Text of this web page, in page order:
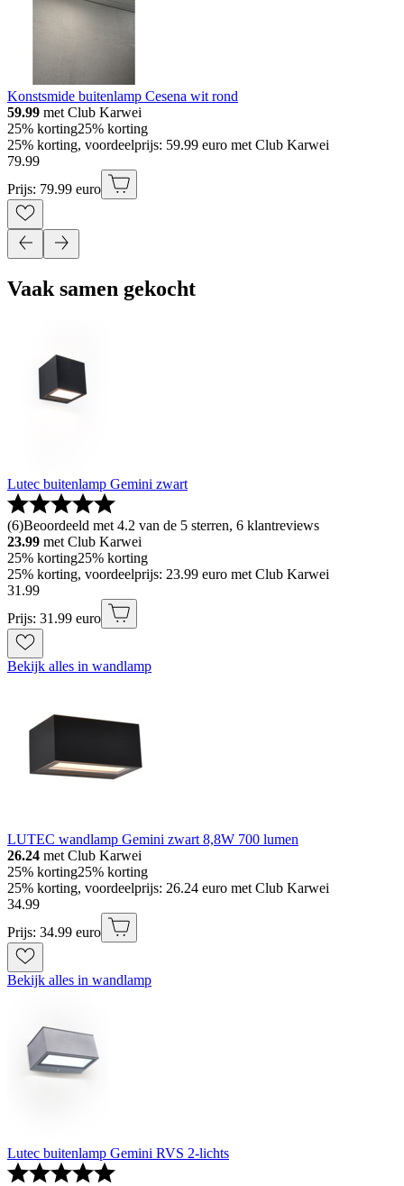
Konstsmide buitenlamp Cesena wit rond
59.99 met Club Karwei
25% korting25% korting
25% korting, voordeelprijs: 59.99 euro met Club Karwei
79.99
Prijs: 79.99 euro
Vaak samen gekocht
Lutec buitenlamp Gemini zwart
(6)Beoordeeld met 4.2 van de 5 sterren, 6 klantreviews
23.99 met Club Karwei
25% korting25% korting
25% korting, voordeelprijs: 23.99 euro met Club Karwei
31 .99
Prijs: 31.99 euro
Bekijk alles in wandlamp
LUTEC wandlamp Gemini zwart 8,8W 700 lumen
26.24 met Club Karwei
25% korting25% korting
25% korting, voordeelprijs: 26.24 euro met Club Karwei
34.99
Prijs: 34.99 euro
Bekijk alles in wandlamp
Lutec buitenlamp Gemini RVS 2-lichts